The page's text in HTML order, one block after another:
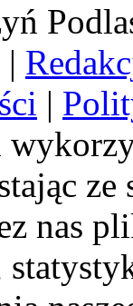
|
nas